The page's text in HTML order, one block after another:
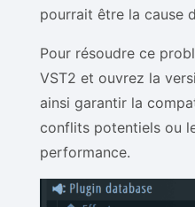
pourrait être la cause
Pour résoudre ce
VST2 et ouvrez la
ainsi garantir la
conflits potentiels ou
performance.